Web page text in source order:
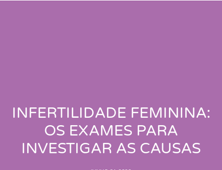
INFERTILIDADE FEMININA:
OS EXAMES PARA
INVESTIGAR AS CAUSAS